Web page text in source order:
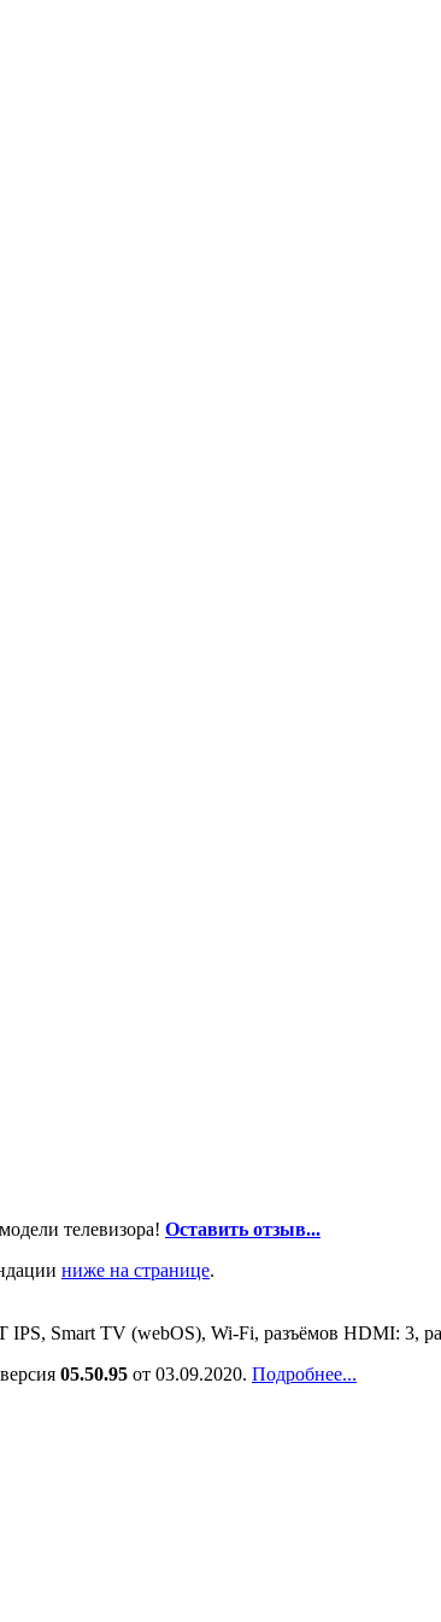
телевизора! Оставить отзыв...
ниже на странице.
Smart TV (webOS), Wi-Fi, разъёмов HDMI: 3,
05.50.95 от 03.09.2020. Подробнее...